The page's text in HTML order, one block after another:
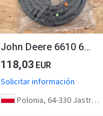
John Deere 6610 6710 6810 6910 8100 Izolator Z62962
118,03EUR
Solicitar información
Polonia, 64-330 Jastrzębniki